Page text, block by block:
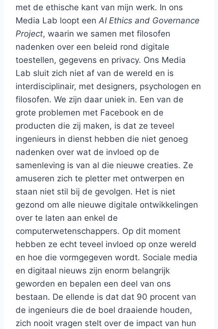
met de ethische kant van mijn werk. In ons
Media Lab loopt een AI Ethics and Governance
Project, waarin we samen met filosofen
nadenken over een beleid rond digitale
toestellen, gegevens en privacy. Ons Media
Lab sluit zich niet af van de wereld en is
interdisciplinair, met designers, psychologen en
filosofen. We zijn daar uniek in. Een van de
grote problemen met Facebook en de
producten die zij maken, is dat ze teveel
ingenieurs in dienst hebben die niet genoeg
nadenken over wat de invloed op de
samenleving is van al die nieuwe creaties. Ze
amuseren zich te pletter met ontwerpen en
staan niet stil bij de gevolgen. Het is niet
gezond om alle nieuwe digitale ontwikkelingen
over te laten aan enkel de
computerwetenschappers. Op dit moment
hebben ze echt teveel invloed op onze wereld
en hoe die vormgegeven wordt. Sociale media
en digitaal nieuws zijn enorm belangrijk
geworden en bepalen een deel van ons
bestaan. De ellende is dat dat 90 procent van
de ingenieurs die de boel draaiende houden,
zich nooit vragen stelt over de impact van hun